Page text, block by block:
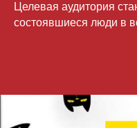
Целевая аудитория
состоявшиеся люди в